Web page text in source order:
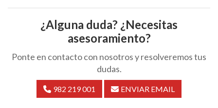
¿Alguna duda? ¿Necesitas
asesoramiento?
Ponte en contacto con nosotros y resolveremos tus
dudas.
982 219 001 ENVIAR EMAIL